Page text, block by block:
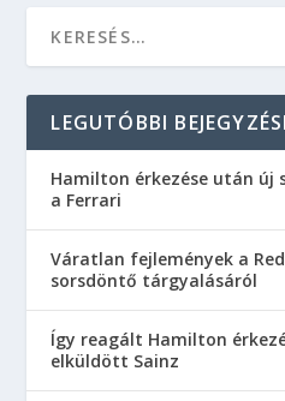
LEGUTÓBBI
Hamilton érkezése után
a Ferrari
Váratlan fejlemények a
sorsdöntő tárgyalásáról
Így reagált Hamilton
elküldött Sainz